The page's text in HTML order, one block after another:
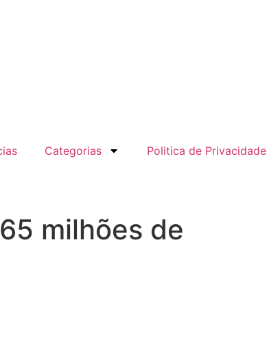
Categorias Politica de Privacidade
milhões de